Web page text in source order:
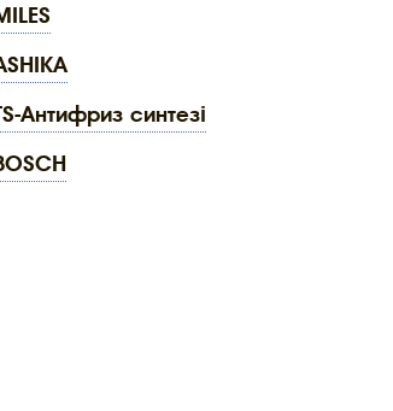
MILES
ASHIKA
TS-Антифриз синтезі
BOSCH